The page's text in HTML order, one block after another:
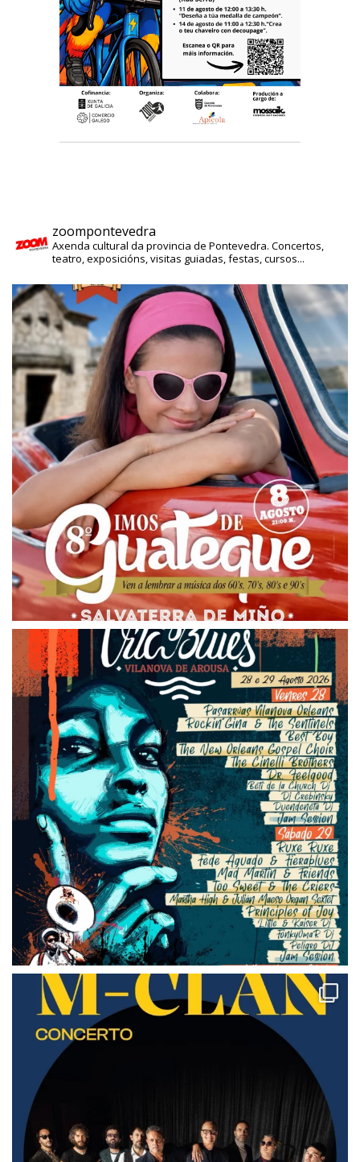
zoompontevedra
Axenda cultural da provincia de Pontevedra. Concertos,
teatro, exposicións, visitas guiadas, festas, cursos...